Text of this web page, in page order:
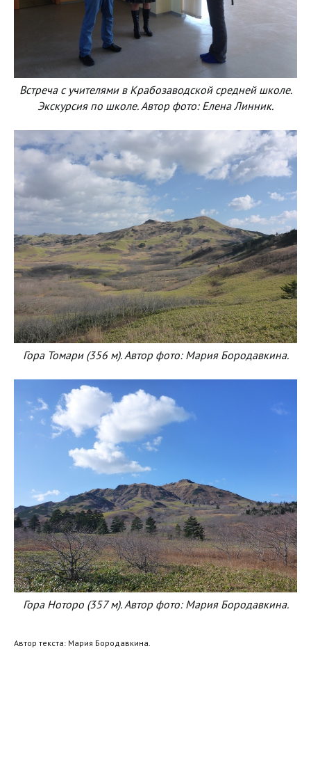
Встреча с учителями в Крабозаводской средней школе.
Экскурсия по школе. Автор фото: Елена Линник.
Гора Томари (356 м). Автор фото: Мария Бородавкина.
Гора Ноторо (357 м). Автор фото: Мария Бородавкина.
Автор текста: Мария Бородавкина.